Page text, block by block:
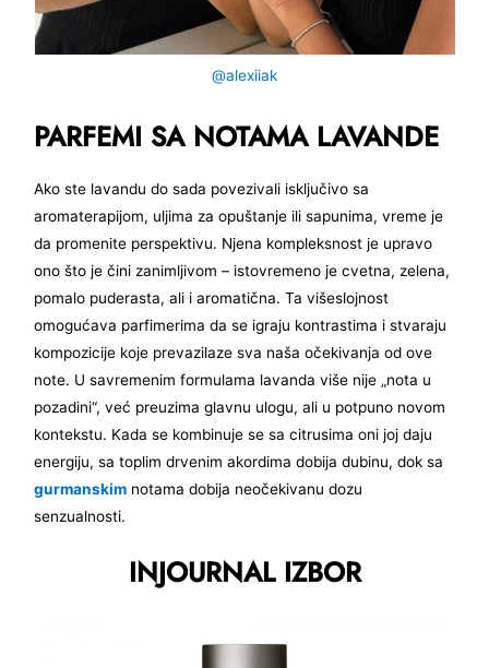
@alexiiak
PARFEMI SA NOTAMA LAVANDE
Ako ste lavandu do sada povezivali isključivo sa
aromaterapijom, uljima za opuštanje ili sapunima, vreme je
da promenite perspektivu. Njena kompleksnost je upravo
ono što je čini zanimljivom – istovremeno je cvetna, zelena,
pomalo puderasta, ali i aromatična. Ta višeslojnost
omogućava parfimerima da se igraju kontrastima i stvaraju
kompozicije koje prevazilaze sva naša očekivanja od ove
note. U savremenim formulama lavanda više nije „nota u
pozadini“, već preuzima glavnu ulogu, ali u potpuno novom
kontekstu. Kada se kombinuje se sa citrusima oni joj daju
energiju, sa toplim drvenim akordima dobija dubinu, dok sa
gurmanskim notama dobija neočekivanu dozu
senzualnosti.
INJOURNAL IZBOR